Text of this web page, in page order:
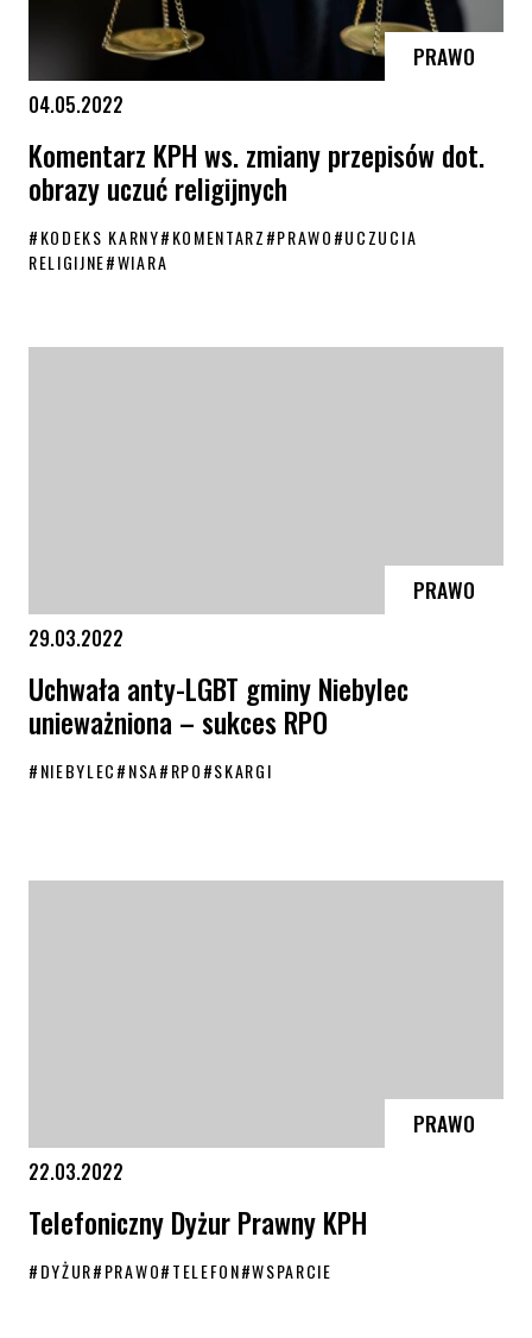
PRAWO
04.05.2022
Komentarz KPH ws. zmiany przepisów dot.
obrazy uczuć religijnych
#KODEKS KARNY#KOMENTARZ#PRAWO#UCZUCIA
RELIGIJNE#WIARA
PRAWO
29.03.2022
Uchwała anty-LGBT gminy Niebylec
unieważniona – sukces RPO
#NIEBYLEC#NSA#RPO#SKARGI
PRAWO
22.03.2022
Telefoniczny Dyżur Prawny KPH
#DYŻUR#PRAWO#TELEFON#WSPARCIE